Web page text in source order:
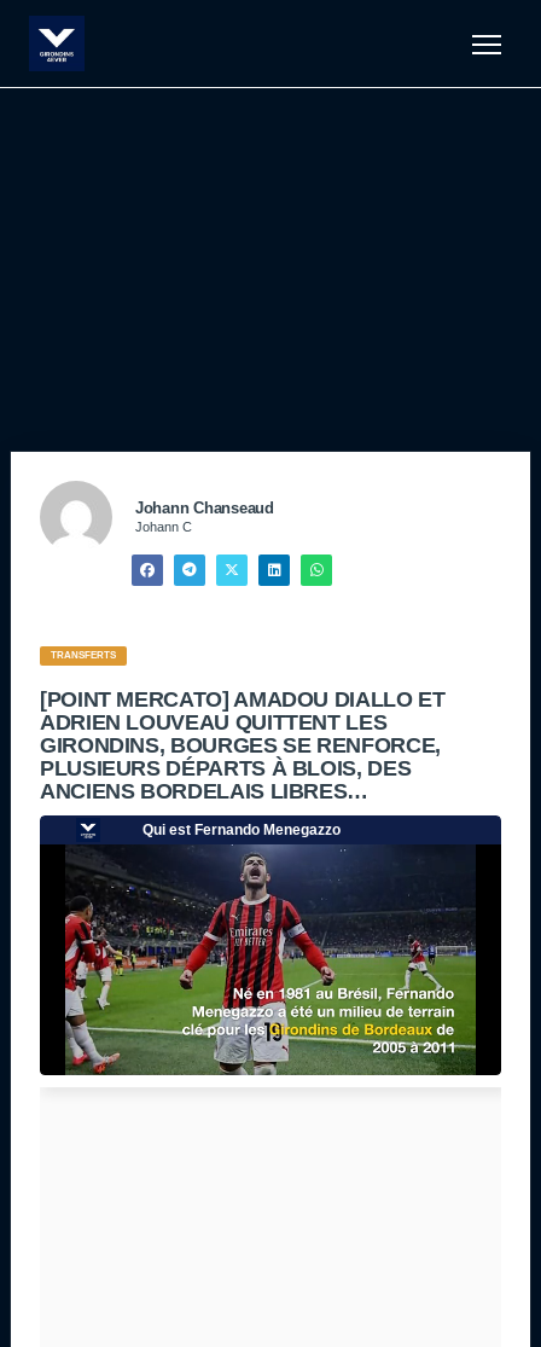
Johann Chanseaud
Johann C
TRANSFERTS
[POINT MERCATO] AMADOU DIALLO ET
ADRIEN LOUVEAU QUITTENT LES
GIRONDINS, BOURGES SE RENFORCE,
PLUSIEURS DÉPARTS À BLOIS, DES
ANCIENS BORDELAIS LIBRES…